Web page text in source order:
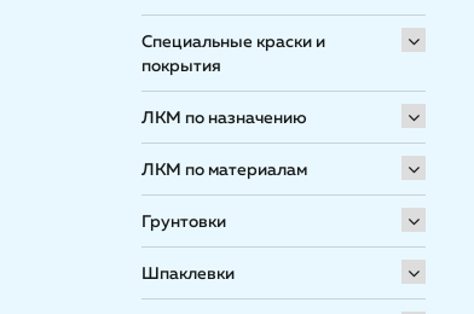
Специальные краски и
покрытия
ЛКМ по назначению
ЛКМ по материалам
Грунтовки
Шпаклевки